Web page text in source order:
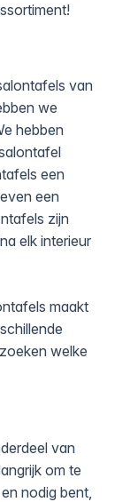
van
we
hebben
een
een
zijn
elk interieur
maakt
welke
van
om te
nodig bent,